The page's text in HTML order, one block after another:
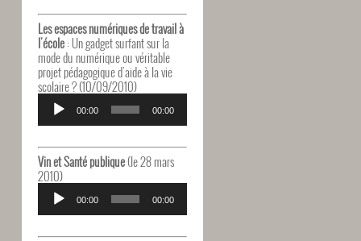
Les espaces numériques de travail à
l'école: Un gadget surfant sur la
mode du numérique ou véritable
projet pédagogique d'aide à la vie
scolaire ? (10/09/2010)
Lecteur
audio
00:00 00:00
Vin et Santé publique(le 28 mars
2010)
Lecteur
audio
00:00 00:00